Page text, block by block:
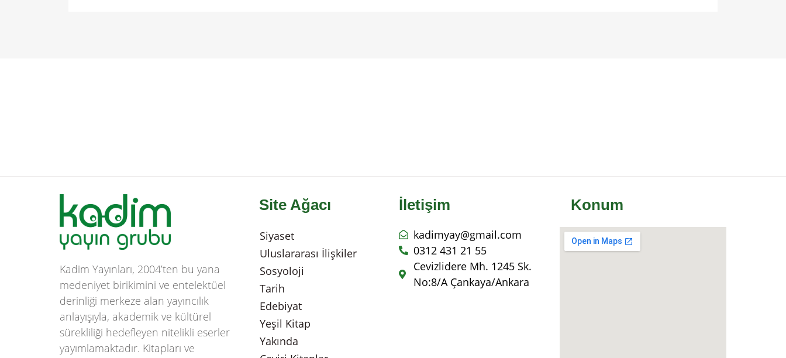
Kadim Yayınları, 2004’ten bu yana
medeniyet birikimini ve entelektüel
derinliği merkeze alan yayıncılık
anlayışıyla, akademik ve kültürel
sürekliliği hedefleyen nitelikli eserler
yayımlamaktadır. Kitapları ve
Site Ağacı
Siyaset
Uluslararası İlişkiler
Sosyoloji
Tarih
Edebiyat
Yeşil Kitap
Yakında
İletişim
kadimyay@gmail.com
0312 431 21 55
Cevizlidere Mh. 1245 Sk.
No:8/A Çankaya/Ankara
Konum